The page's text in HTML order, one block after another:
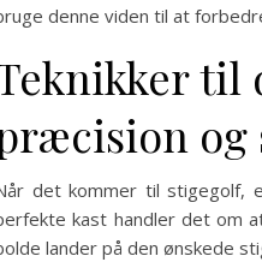
denne viden til at
til
og
det kommer til stigegolf,
kast handler det om
lander på den ønskede